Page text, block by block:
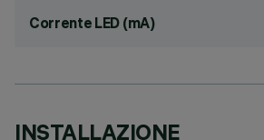
Corrente LED (mA)
INSTALLAZIONE